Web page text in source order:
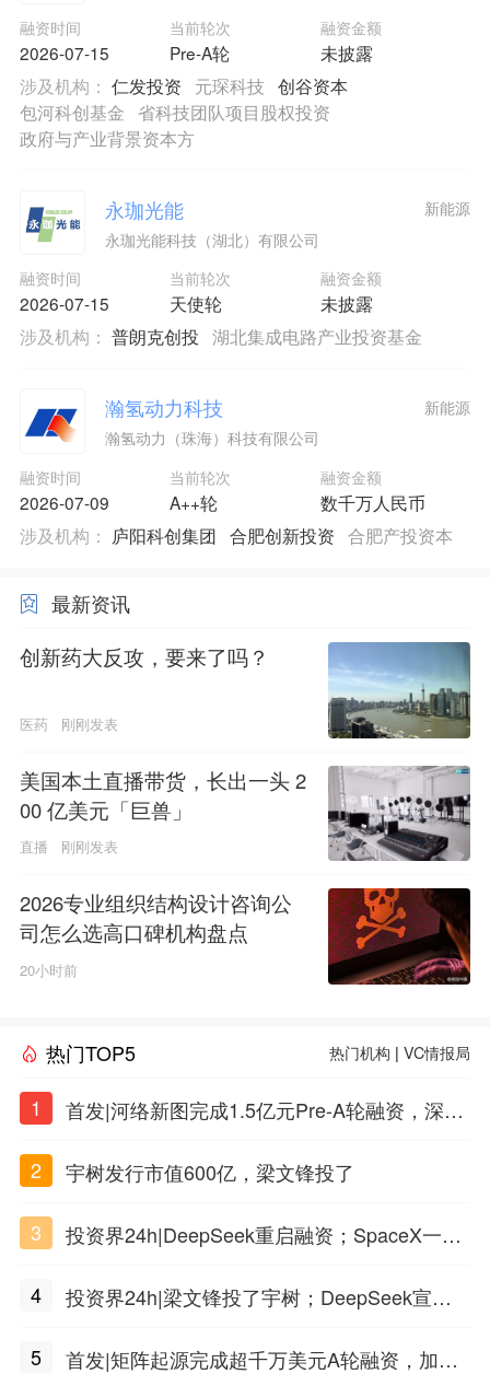
融资时间
2026-07-15
当前轮次
Pre-A轮
融资金额
未披露
涉及机构： 仁发投资 元琛科技 创谷资本
包河科创基金
省科技团队项目股权投资
政府与产业背景资本方
永珈光能
永珈光能科技（湖北）有限公司
融资时间
2026-07-15
当前轮次
天使轮
融资金额
未披露
新能源
涉及机构： 普朗克创投 湖北集成电路产业投资基金
瀚氢动力科技
瀚氢动力（珠海）科技有限公司
融资时间
2026-07-09
当前轮次
A++轮
融资金额
数千万人民币
新能源
涉及机构： 庐阳科创集团 合肥创新投资 合肥产投资本
最新资讯
创新药大反攻，要来了吗？
医药 刚刚发表
美国本土直播带货，长出一头 2
00 亿美元「巨兽」
直播 刚刚发表
2026专业组织结构设计咨询公
司怎么选高口碑机构盘点
20小时前
热门TOP5 热门机构 |VC情报局
1
首发|河络新图完成1.5亿元Pre-A轮融资，深耕i
2
宇树发行市值600亿，梁文锋投了
3
投资界24h|DeepSeek重启融资；SpaceX一夜
4
投资界24h|梁文锋投了宇树；DeepSeek宣布
5
首发|矩阵起源完成超千万美元A轮融资，加速